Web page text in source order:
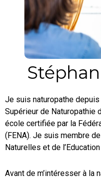
Je suis naturopathe
Supérieur de Naturopathie
école certifiée par la
(FENA). Je suis membre
Naturelles et de
Avant de m’intéresser à la